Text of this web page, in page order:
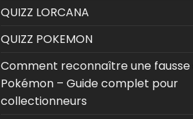
QUIZZ LORCANA
QUIZZ POKEMON
Comment reconnaître une
Pokémon – Guide complet pour
collectionneurs